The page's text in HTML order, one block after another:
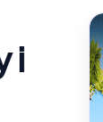
i